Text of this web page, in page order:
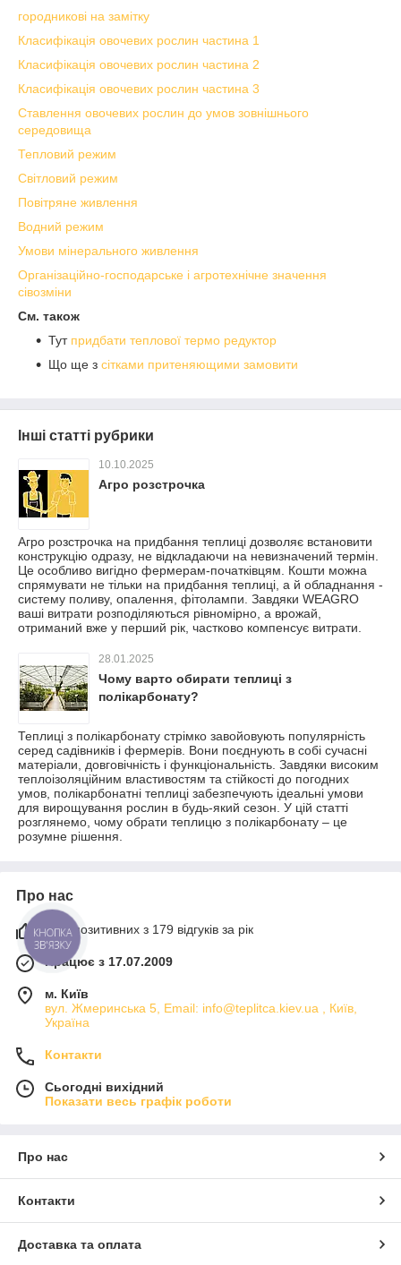
городникові на замітку
Класифікація овочевих рослин частина 1
Класифікація овочевих рослин частина 2
Класифікація овочевих рослин частина 3
Ставлення овочевих рослин до умов зовнішнього
середовища
Тепловий режим
Світловий режим
Повітряне живлення
Водний режим
Умови мінерального живлення
Організаційно-господарське і агротехнічне значення
сівозміни
См. також
Тут придбати теплової термо редуктор
Що ще з сітками притеняющими замовити
Інші статті рубрики
10.10.2025
Агро розстрочка
Агро розстрочка на придбання теплиці дозволяє встановити
конструкцію одразу, не відкладаючи на невизначений термін.
Це особливо вигідно фермерам-початківцям. Кошти можна
спрямувати не тільки на придбання теплиці, а й обладнання -
систему поливу, опалення, фітолампи. Завдяки WEAGRO
ваші витрати розподіляються рівномірно, а врожай,
отриманий вже у перший рік, частково компенсує витрати.
28.01.2025
Чому варто обирати теплиці з
полікарбонату?
Теплиці з полікарбонату стрімко завойовують популярність
серед садівників і фермерів. Вони поєднують в собі сучасні
матеріали, довговічність і функціональність. Завдяки високим
теплоізоляційним властивостям та стійкості до погодних
умов, полікарбонатні теплиці забезпечують ідеальні умови
для вирощування рослин в будь-який сезон. У цій статті
розглянемо, чому обрати теплицю з полікарбонату – це
розумне рішення.
Про нас
97% позитивних з 179 відгуків за рік
Працює з 17.07.2009
м. Київ
вул. Жмеринська 5, Email: info@teplitca.kiev.ua , Київ,
Україна
Контакти
Сьогодні вихідний
Показати весь графік роботи
Про нас
Контакти
Доставка та оплата
КНОПКА
ЗВ'ЯЗКУ